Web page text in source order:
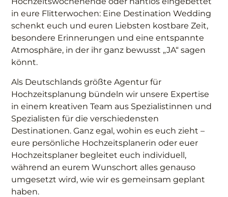
in eure Flitterwochen: Eine Destination Wedding
schenkt euch und euren Liebsten kostbare Zeit,
besondere Erinnerungen und eine entspannte
Atmosphäre, in der ihr ganz bewusst „JA“ sagen
könnt.
Als Deutschlands größte Agentur für
Hochzeitsplanung bündeln wir unsere Expertise
in einem kreativen Team aus Spezialistinnen und
Spezialisten für die verschiedensten
Destinationen. Ganz egal, wohin es euch zieht –
eure persönliche Hochzeitsplanerin oder euer
Hochzeitsplaner begleitet euch individuell,
während an eurem Wunschort alles genauso
umgesetzt wird, wie wir es gemeinsam geplant
haben.